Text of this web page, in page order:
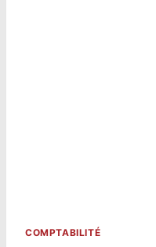
COMPTABILITÉ